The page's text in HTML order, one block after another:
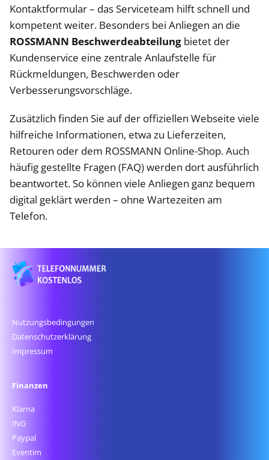
Kontaktformular – das Serviceteam hilft schnell und
kompetent weiter. Besonders bei Anliegen an die
ROSSMANN Beschwerdeabteilung bietet der
Kundenservice eine zentrale Anlaufstelle für
Rückmeldungen, Beschwerden oder
Verbesserungsvorschläge.
Zusätzlich finden Sie auf der offiziellen Webseite viele
hilfreiche Informationen, etwa zu Lieferzeiten,
Retouren oder dem ROSSMANN Online-Shop. Auch
häufig gestellte Fragen (FAQ) werden dort ausführlich
beantwortet. So können viele Anliegen ganz bequem
digital geklärt werden – ohne Wartezeiten am
Telefon.
Nutzungsbedingungen
Datenschutz­erklärung
Impressum
Finanzen
Klarna
ING
Paypal
Eventim